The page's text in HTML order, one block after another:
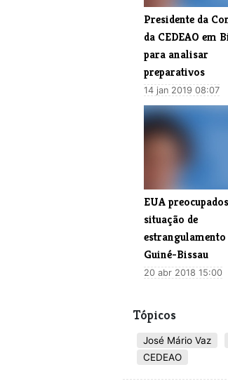
Presidente da
da CEDEAO em
para analisar
preparativos
14 jan 2019 08:07
EUA
situação de
Guiné-Bissau
20 abr 2018 15:00
Tópicos
José Mário Vaz
CEDEAO